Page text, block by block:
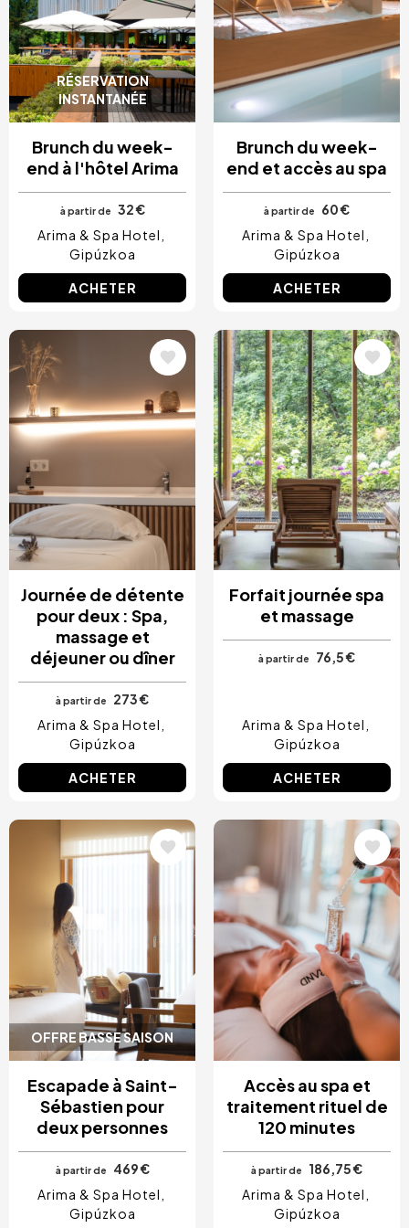
Cancun, Mexique
Amsterdam, Pays-Bas
Nice, France
RÉSERVATION
INSTANTANÉE
Brunch du week-
end à l'hôtel Arima
à partir de
32 €
Arima & Spa Hotel
Gipúzkoa
ACHETER
Brunch du week-
end et accès au spa
à partir de
60 €
Arima & Spa Hotel
Gipúzkoa
ACHETER
Image
Journée de détente
pour deux : Spa,
massage et
déjeuner ou dîner
à partir de
273 €
Arima & Spa Hotel
Gipúzkoa
ACHETER
Image
Forfait journée spa
et massage
à partir de 76,5 €
Arima & Spa Hotel
Gipúzkoa
ACHETER
OFFRE BASSE SAISON
Image
Escapade à Saint-
Sébastien pour
deux personnes
à partir de
469 €
Arima & Spa Hotel
Gipúzkoa
Image
Accès au spa et
traitement rituel de
120 minutes
à partir de
186,75 €
Arima & Spa Hotel
Gipúzkoa